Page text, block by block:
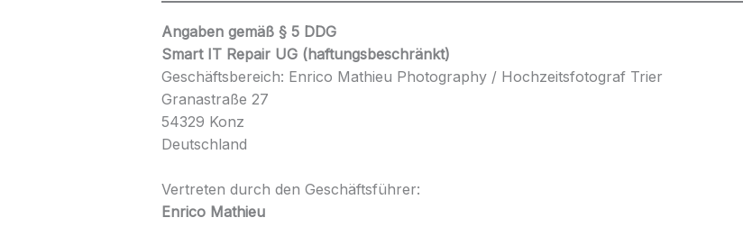
Angaben gemäß § 5 DDG
Smart IT Repair UG (haftungsbeschränkt)
Geschäftsbereich: Enrico Mathieu Photography / Hochzeitsfotograf Trier
Granastraße 27
54329 Konz
Deutschland
Vertreten durch den Geschäftsführer:
Enrico Mathieu